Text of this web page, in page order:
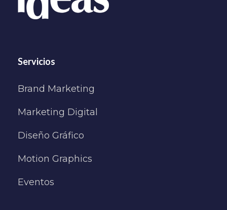
Servicios
Brand Marketing
Marketing Digital
Diseño Gráfico
Motion Graphics
Eventos